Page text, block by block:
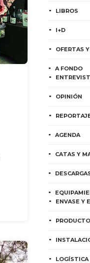
LIBROS
I+D
OFERTAS
A FONDO
OPINIÓN
AGENDA
CATAS Y
ENVASE Y